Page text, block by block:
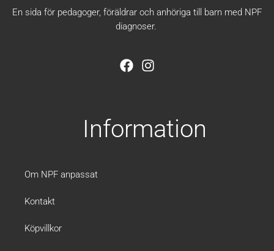
En sida för pedagoger, föräldrar och anhöriga till barn med NPF
diagnoser.
F
o
I
g
Information
Om NPF anpassat
Kontakt
Köpvillkor